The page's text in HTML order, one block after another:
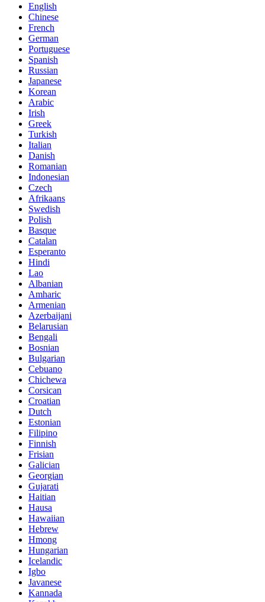
English
Chinese
French
German
Portuguese
Spanish
Russian
Japanese
Korean
Arabic
Irish
Greek
Turkish
Italian
Danish
Romanian
Indonesian
Czech
Afrikaans
Swedish
Polish
Basque
Catalan
Esperanto
Hindi
Lao
Albanian
Amharic
Armenian
Azerbaijani
Belarusian
Bengali
Bosnian
Bulgarian
Cebuano
Chichewa
Corsican
Croatian
Dutch
Estonian
Filipino
Finnish
Frisian
Galician
Georgian
Gujarati
Haitian
Hausa
Hawaiian
Hebrew
Hmong
Hungarian
Icelandic
Igbo
Javanese
Kannada